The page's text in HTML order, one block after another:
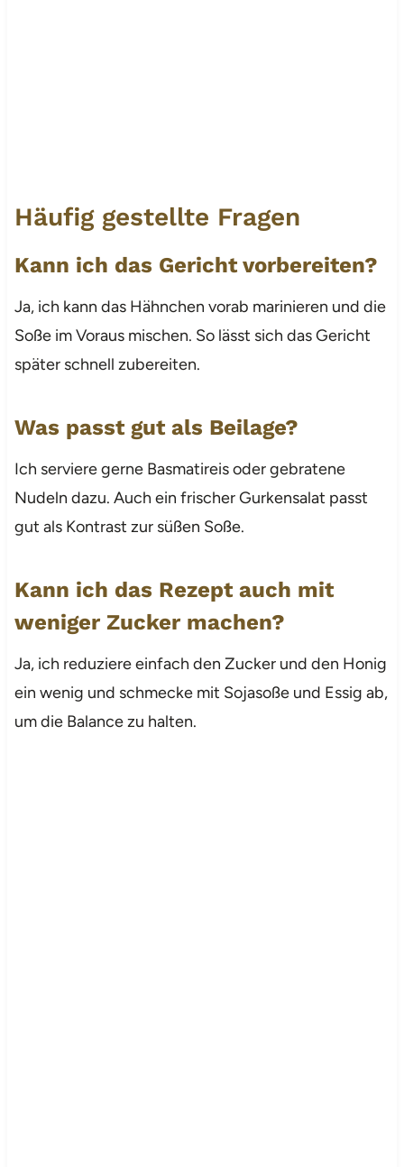
Häufig gestellte Fragen
Kann ich das Gericht vorbereiten?
Ja, ich kann das Hähnchen vorab marinieren und die
Soße im Voraus mischen. So lässt sich das Gericht
später schnell zubereiten.
Was passt gut als Beilage?
Ich serviere gerne Basmatireis oder gebratene
Nudeln dazu. Auch ein frischer Gurkensalat passt
gut als Kontrast zur süßen Soße.
Kann ich das Rezept auch mit
weniger Zucker machen?
Ja, ich reduziere einfach den Zucker und den Honig
ein wenig und schmecke mit Sojasoße und Essig ab,
um die Balance zu halten.